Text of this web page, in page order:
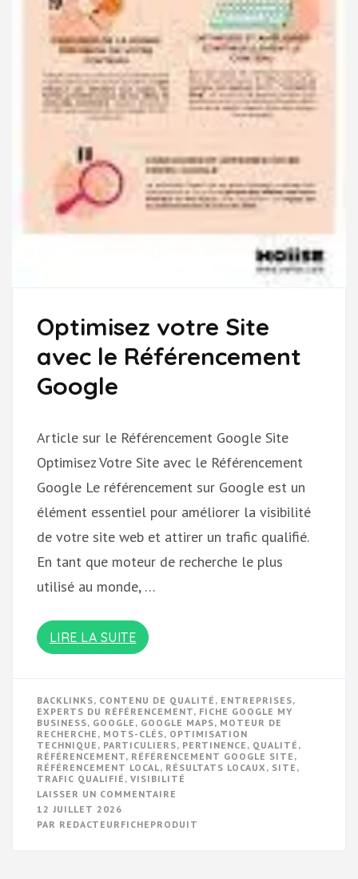
Optimisez votre Site
avec le Référencement
Google
Article sur le Référencement Google Site
Optimisez Votre Site avec le Référencement
Google Le référencement sur Google est un
élément essentiel pour améliorer la visibilité
de votre site web et attirer un trafic qualifié.
En tant que moteur de recherche le plus
utilisé au monde, …
LIRE LA SUITE
BACKLINKS, CONTENU DE QUALITÉ , ENTREPRISES,
EXPERTS DU RÉFÉRENCEMENT, FICHE GOOGLE MY
BUSINESS, GOOGLE , GOOGLE MAPS, MOTEUR DE
RECHERCHE , MOTS-CLÉS, OPTIMISATION
TECHNIQUE , PARTICULIERS, PERTINENCE , QUALITÉ ,
RÉFÉRENCEMENT, RÉFÉRENCEMENT GOOGLE SITE ,
RÉFÉRENCEMENT LOCAL, RÉSULTATS LOCAUX , SITE ,
TRAFIC QUALIFIÉ , VISIBILITÉ
LAISSER UN COMMENTAIRE
SITE
12 JUILLET 2026
PAR REDACTEURFICHEPRODUIT